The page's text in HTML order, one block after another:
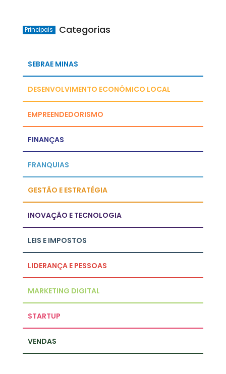
Principais Categorias
SEBRAE MINAS
DESENVOLVIMENTO ECONÔMICO LOCAL
EMPREENDEDORISMO
FINANÇAS
FRANQUIAS
GESTÃO E ESTRATÉGIA
INOVAÇÃO E TECNOLOGIA
LEIS E IMPOSTOS
LIDERANÇA E PESSOAS
MARKETING DIGITAL
STARTUP
VENDAS